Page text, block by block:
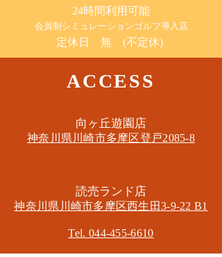
24時間利用可能
​会員制シミュレーションゴルフ導入店
定休日 無 (不定休)
ACCESS
​向ヶ丘遊園店
神奈川県川崎市多摩区​登戸2085-8
​読売ランド店
神奈川県川崎市多摩区​西生田3-9-22 B1
Tel. 044-455-6610